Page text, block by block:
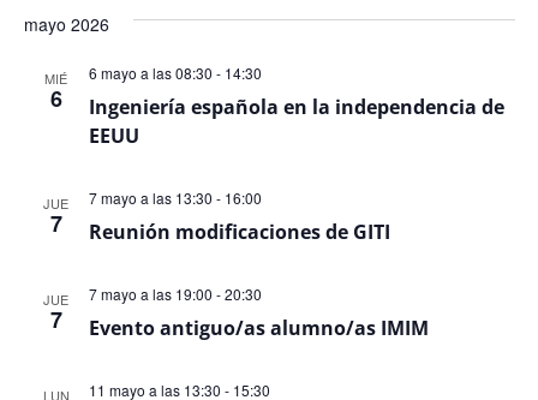
mayo 2026
MIÉ
6
Ingeniería española en la independencia de
EEUU
6 mayo a las 08:30 - 14:30
JUE
7 Reunión modificaciones de GITI
7 mayo a las 13:30 - 16:00
JUE
7 Evento antiguo/as alumno/as IMIM
7 mayo a las 19:00 -20:30
LUN 11 mayo a las 13:30 - 15:30